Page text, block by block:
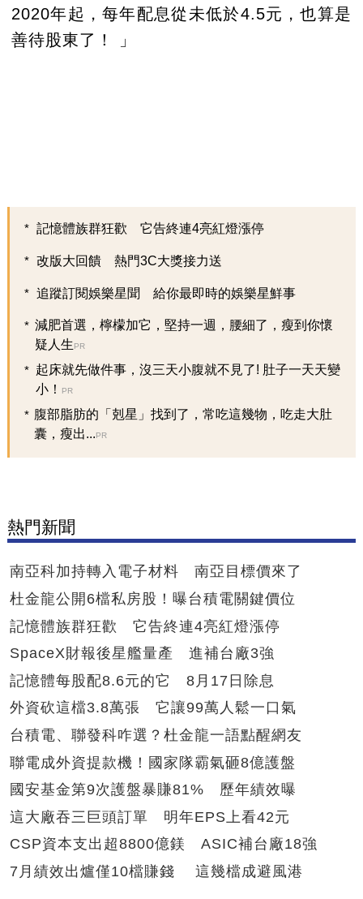
2020年起，每年配息從未低於4.5元，也算是
善待股東了！ 」
記憶體族群狂歡 它告終連4亮紅燈漲停
改版大回饋 熱門3C大獎接力送
追蹤訂閱娛樂星聞 給你最即時的娛樂星鮮事
減肥首選，檸檬加它，堅持一週，腰細了，瘦到你懷
疑人生PR
起床就先做件事，沒三天小腹就不見了! 肚子一天天變
小！
PR
腹部脂肪的「剋星」找到了，常吃這幾物，吃走大肚
囊，瘦出...PR
熱門新聞
南亞科加持轉入電子材料 南亞目標價來了
杜金龍公開6檔私房股！曝台積電關鍵價位
記憶體族群狂歡 它告終連4亮紅燈漲停
SpaceX財報後星艦量產 進補台廠3強
記憶體每股配8.6元的它 8月17日除息
外資砍這檔3.8萬張 它讓99萬人鬆一口氣
台積電、聯發科咋選？杜金龍一語點醒網友
聯電成外資提款機！國家隊霸氣砸8億護盤
國安基金第9次護盤暴賺81% 歷年績效曝
這大廠吞三巨頭訂單 明年EPS上看42元
CSP資本支出超8800億鎂 ASIC補台廠18強
7月績效出爐僅10檔賺錢 這幾檔成避風港